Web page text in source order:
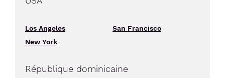
Los Angeles
San Francisco
New York
République dominicaine